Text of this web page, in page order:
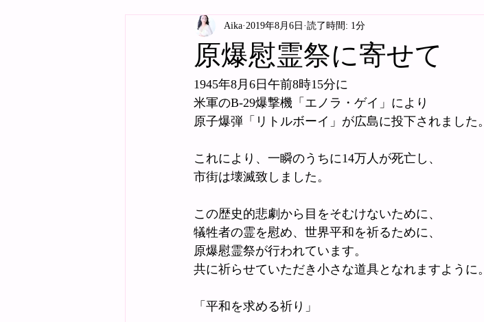
原爆慰霊祭に寄せて
Aika 2019年8月6日 読了時間: 1分
1945年8月6日午前8時15分に
米軍のB-29爆撃機「エノラ・ゲイ」により
原子爆弾「リトルボーイ」が広島に投下されました。
これにより、一瞬のうちに14万人が死亡し、
市街は壊滅致しました。
この歴史的悲劇から目をそむけないために、
犠牲者の霊を慰め、世界平和を祈るために、
原爆慰霊祭が行われています。
共に祈らせていただき小さな道具となれますように。
「平和を求める祈り」